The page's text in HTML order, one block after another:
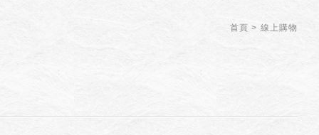
首頁 線上購物